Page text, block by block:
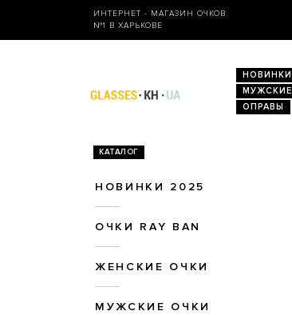
ИНТЕРНЕТ - МАГАЗИН ОЧКОВ
№1 В ХАРЬКОВЕ
НОВИНКИ
МУЖСКИЕ
ОПРАВЫ
КАТАЛОГ
НОВИНКИ 2025
ОЧКИ RAY BAN
ЖЕНСКИЕ ОЧКИ
МУЖСКИЕ ОЧКИ